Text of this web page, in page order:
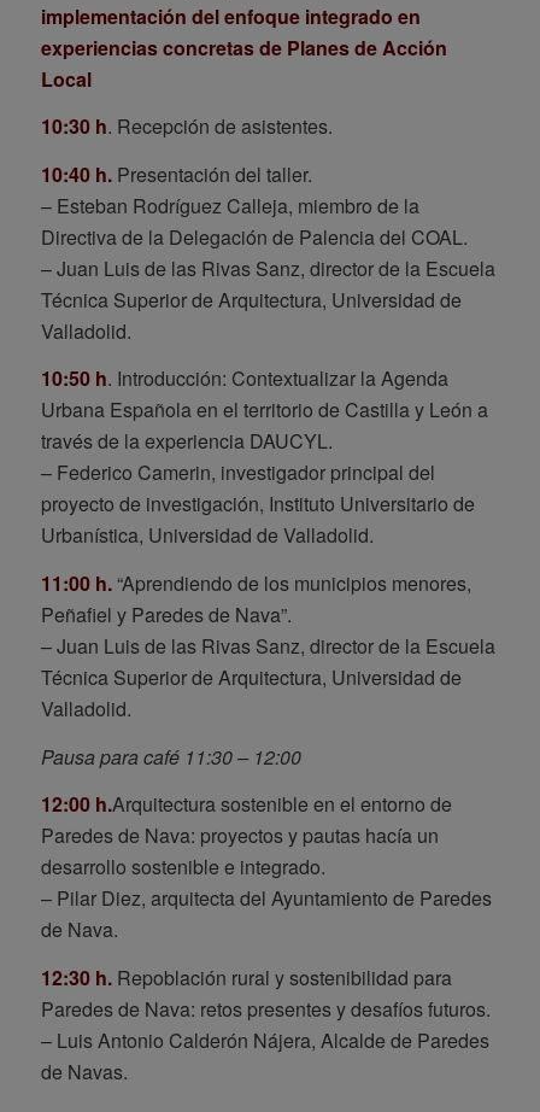
implementación del enfoque integrado en
experiencias concretas de Planes de Acción
Local
10:30 h. Recepción de asistentes.
10:40 h. Presentación del taller.
– Esteban Rodríguez Calleja, miembro de la
Directiva de la Delegación de Palencia del COAL.
– Juan Luis de las Rivas Sanz, director de la Escuela
Técnica Superior de Arquitectura, Universidad de
Valladolid.
10:50 h. Introducción: Contextualizar la Agenda
Urbana Española en el territorio de Castilla y León a
través de la experiencia DAUCYL.
– Federico Camerin, investigador principal del
proyecto de investigación, Instituto Universitario de
Urbanística, Universidad de Valladolid.
11:00 h. “Aprendiendo de los municipios menores,
Peñafiel y Paredes de Nava”.
– Juan Luis de las Rivas Sanz, director de la Escuela
Técnica Superior de Arquitectura, Universidad de
Valladolid.
Pausa para café 11:30 – 12:00
12:00 h.Arquitectura sostenible en el entorno de
Paredes de Nava: proyectos y pautas hacía un
desarrollo sostenible e integrado.
– Pilar Diez, arquitecta del Ayuntamiento de Paredes
de Nava.
12:30 h. Repoblación rural y sostenibilidad para
Paredes de Nava: retos presentes y desafíos futuros.
– Luis Antonio Calderón Nájera, Alcalde de Paredes
de Navas.